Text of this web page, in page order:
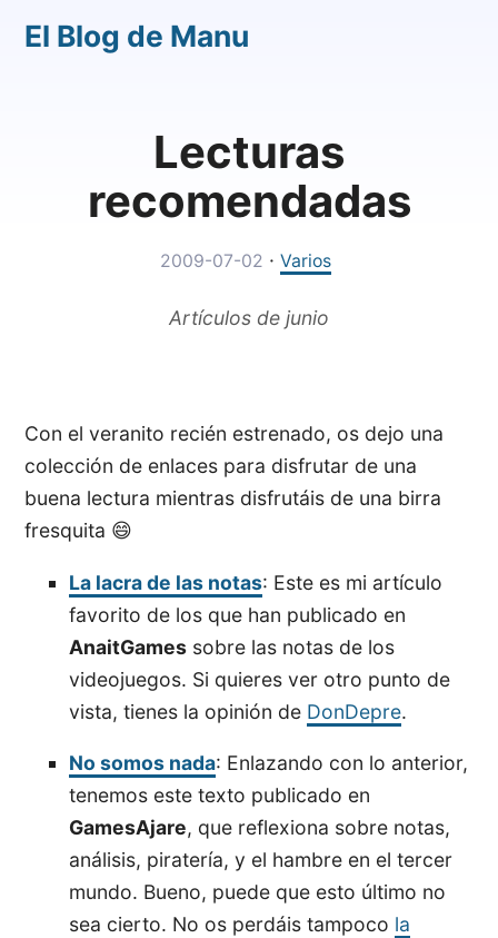
El Blog de Manu
Lecturas
recomendadas
2009-07-02 · Varios
Artículos de junio
Con el veranito recién estrenado, os dejo una
colección de enlaces para disfrutar de una
buena lectura mientras disfrutáis de una birra
fresquita 😄
La lacra de las notas: Este es mi artículo
favorito de los que han publicado en
AnaitGames sobre las notas de los
videojuegos. Si quieres ver otro punto de
vista, tienes la opinión de DonDepre.
No somos nada: Enlazando con lo anterior,
tenemos este texto publicado en
GamesAjare, que reflexiona sobre notas,
análisis, piratería, y el hambre en el tercer
mundo. Bueno, puede que esto último no
sea cierto. No os perdáis tampoco la